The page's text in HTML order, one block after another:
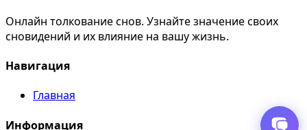
Онлайн толкование снов. Узнайте значение своих
сновидений и их влияние на вашу жизнь.
Навигация
Главная
Информация